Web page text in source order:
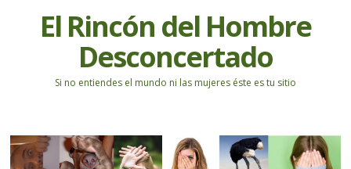
El Rincón del Hombre
Desconcertado
Si no entiendes el mundo ni las mujeres éste es tu sitio